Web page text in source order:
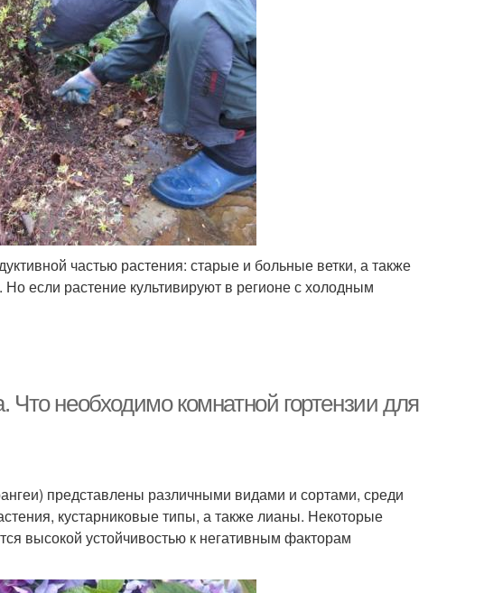
частью растения: старые и больные ветки, а также
если растение культивируют в регионе с холодным
необходимо комнатной гортензии для
представлены различными видами и сортами, среди
кустарниковые типы, а также лианы. Некоторые
высокой устойчивостью к негативным факторам